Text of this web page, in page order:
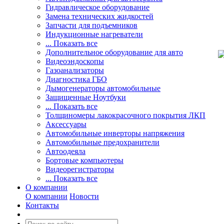
Гидравлическое оборудование
Замена технических жидкостей
Запчасти для подъемников
Индукционные нагреватели
... Показать все
Дополнительное оборудование для авто
Видеоэндоскопы
Газоанализаторы
Диагностика ГБО
Дымогенераторы автомобильные
Защищенные Ноутбуки
... Показать все
Толщиномеры лакокрасочного покрытия ЛКП
Аксессуары
Автомобильные инверторы напряжения
Автомобильные предохранители
Автоодеяла
Бортовые компьютеры
Видеорегистраторы
... Показать все
О компании
О компании Новости
Контакты